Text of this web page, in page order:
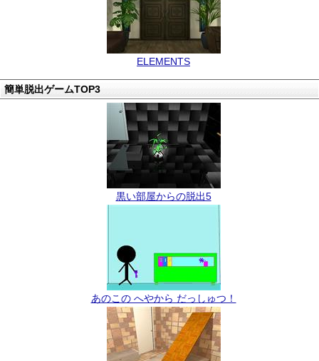
ELEMENTS
簡単脱出ゲームTOP3
黒い部屋からの脱出5
あのこの へやから だっしゅつ！